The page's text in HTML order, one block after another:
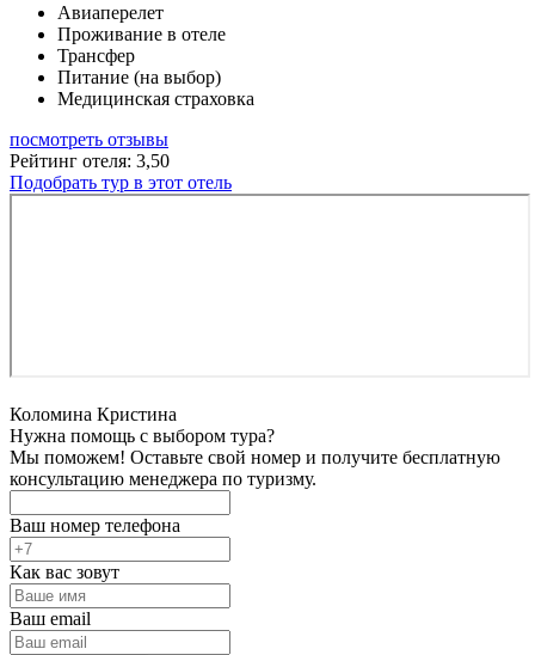
Авиаперелет
Проживание в отеле
Трансфер
Питание (на выбор)
Медицинская страховка
посмотреть отзывы
Рейтинг отеля: 3,50
Подобрать тур в этот отель
Коломина Кристина
Нужна помощь с выбором тура?
Мы поможем! Оставьте свой номер и получите бесплатную
консультацию менеджера по туризму.
Ваш номер телефона
Как вас зовут
Ваш email